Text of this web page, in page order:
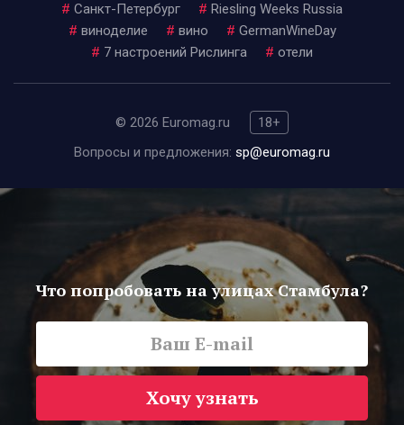
# Санкт-Петербург # Riesling Weeks Russia
# виноделие # вино # GermanWineDay
# 7 настроений Рислинга # отели
© 2026 Euromag.ru
18+
Вопросы и предложения: sp@euromag.ru
Что попробовать на улицах Стамбула?
Хочу узнать